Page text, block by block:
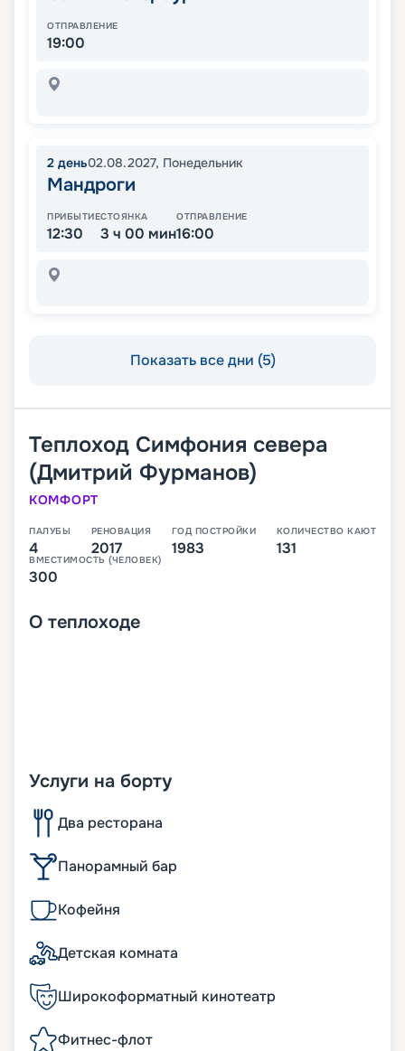
ОТПРАВЛЕНИЕ
19:00
2 день02.08.2027, Понедельник
Мандроги
ПРИБЫТИЕ
12:30
СТОЯНКА
3 ч 00 мин
ОТПРАВЛЕНИЕ
16:00
Показать все дни (5)
Теплоход Симфония севера
(Дмитрий Фурманов)
КОМФОРТ
ПАЛУБЫ
4
РЕНОВАЦИЯ
2017
ГОД ПОСТРОЙКИ
1983
КОЛИЧЕСТВО КАЮТ
131
ВМЕСТИМОСТЬ (ЧЕЛОВЕК)
300
О теплоходе
Услуги на борту
Два ресторана
Панорамный бар
Кофейня
Детская комната
Широкоформатный кинотеатр
Фитнес-флот